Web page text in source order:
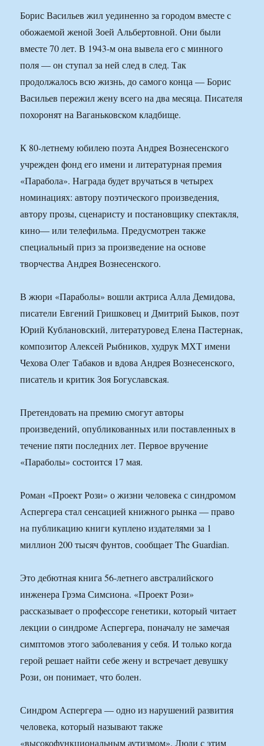
Борис Васильев жил уединенно за городом вместе с
обожаемой женой Зоей Альбертовной. Они были
вместе 70 лет. В 1943-м она вывела его с минного
поля — он ступал за ней след в след. Так
продолжалось всю жизнь, до самого конца — Борис
Васильев пережил жену всего на два месяца. Писателя
похоронят на Ваганьковском кладбище.
К 80-летнему юбилею поэта Андрея Вознесенского
учрежден фонд его имени и литературная премия
«Парабола». Награда будет вручаться в четырех
номинациях: автору поэтического произведения,
автору прозы, сценаристу и постановщику спектакля,
кино— или телефильма. Предусмотрен также
специальный приз за произведение на основе
творчества Андрея Вознесенского.
В жюри «Параболы» вошли актриса Алла Демидова,
писатели Евгений Гришковец и Дмитрий Быков, поэт
Юрий Кублановский, литературовед Елена Пастернак,
композитор Алексей Рыбников, худрук МХТ имени
Чехова Олег Табаков и вдова Андрея Вознесенского,
писатель и критик Зоя Богуславская.
Претендовать на премию смогут авторы
произведений, опубликованных или поставленных в
течение пяти последних лет. Первое вручение
«Параболы» состоится 17 мая.
Роман «Проект Рози» о жизни человека с синдромом
Аспергера стал сенсацией книжного рынка — право
на публикацию книги куплено издателями за 1
миллион 200 тысяч фунтов, сообщает The Guardian.
Это дебютная книга 56-летнего австралийского
инженера Грэма Симсиона. «Проект Рози»
рассказывает о профессоре генетики, который читает
лекции о синдроме Аспергера, поначалу не замечая
симптомов этого заболевания у себя. И только когда
герой решает найти себе жену и встречает девушку
Рози, он понимает, что болен.
Синдром Аспергера — одно из нарушений развития
человека, который называют также
«высокофункциональным аутизмом». Люди с этим